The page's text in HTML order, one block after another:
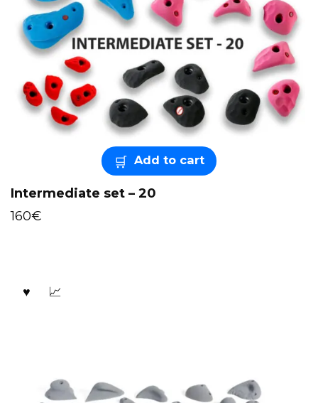
Add to cart
Intermediate set – 20
160€